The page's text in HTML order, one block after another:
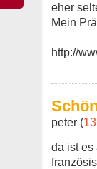
eher
Mein
http://
Schön
peter (13
da ist es